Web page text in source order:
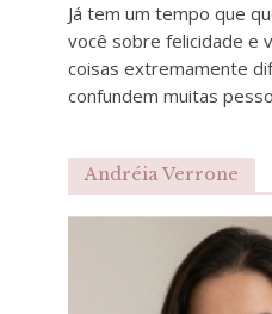
Já tem um tempo que
você sobre felicidade e
coisas extremamente
confundem muitas
Andréia Verrone